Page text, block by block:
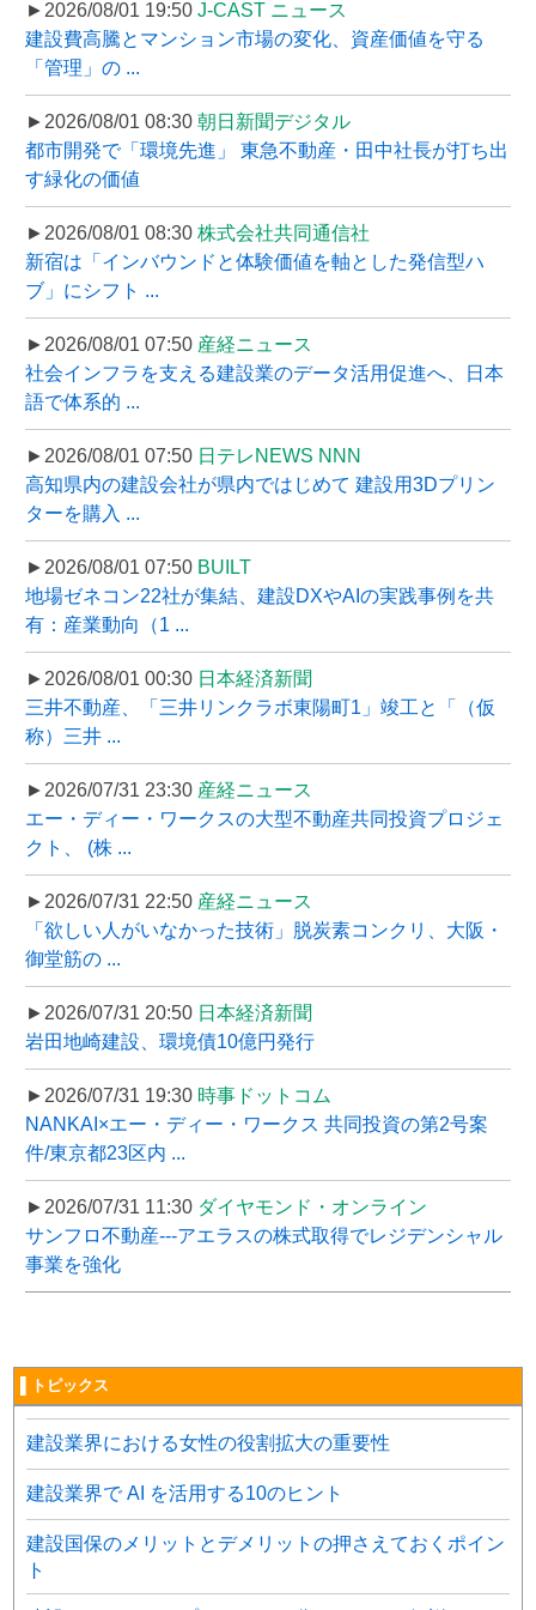
►2026/08/01 19:50 J-CAST ニュース
建設費高騰とマンション市場の変化、資産価値を守る
「管理」の ...
►2026/08/01 08:30 朝日新聞デジタル
都市開発で「環境先進」 東急不動産・田中社長が打ち出
す緑化の価値
►2026/08/01 08:30 株式会社共同通信社
新宿は「インバウンドと体験価値を軸とした発信型ハ
ブ」にシフト ...
►2026/08/01 07:50 産経ニュース
社会インフラを支える建設業のデータ活用促進へ、日本
語で体系的 ...
►2026/08/01 07:50 日テレNEWS NNN
高知県内の建設会社が県内ではじめて 建設用3Dプリン
ターを購入 ...
►2026/08/01 07:50 BUILT
地場ゼネコン22社が集結、建設DXやAIの実践事例を共
有：産業動向（1 ...
►2026/08/01 00:30 日本経済新聞
三井不動産、「三井リンクラボ東陽町1」竣工と「（仮
称）三井 ...
►2026/07/31 23:30 産経ニュース
エー・ディー・ワークスの大型不動産共同投資プロジェ
クト、 (株 ...
►2026/07/31 22:50 産経ニュース
「欲しい人がいなかった技術」脱炭素コンクリ、大阪・
御堂筋の ...
►2026/07/31 20:50 日本経済新聞
岩田地崎建設、環境債10億円発行
►2026/07/31 19:30 時事ドットコム
NANKAI×エー・ディー・ワークス 共同投資の第2号案
件/東京都23区内 ...
►2026/07/31 11:30 ダイヤモンド・オンライン
サンフロ不動産---アエラスの株式取得でレジデンシャル
事業を強化
▌トピックス
建設業界における女性の役割拡大の重要性
建設業界で AI を活用する10のヒント
建設国保のメリットとデメリットの押さえておくポイン
ト